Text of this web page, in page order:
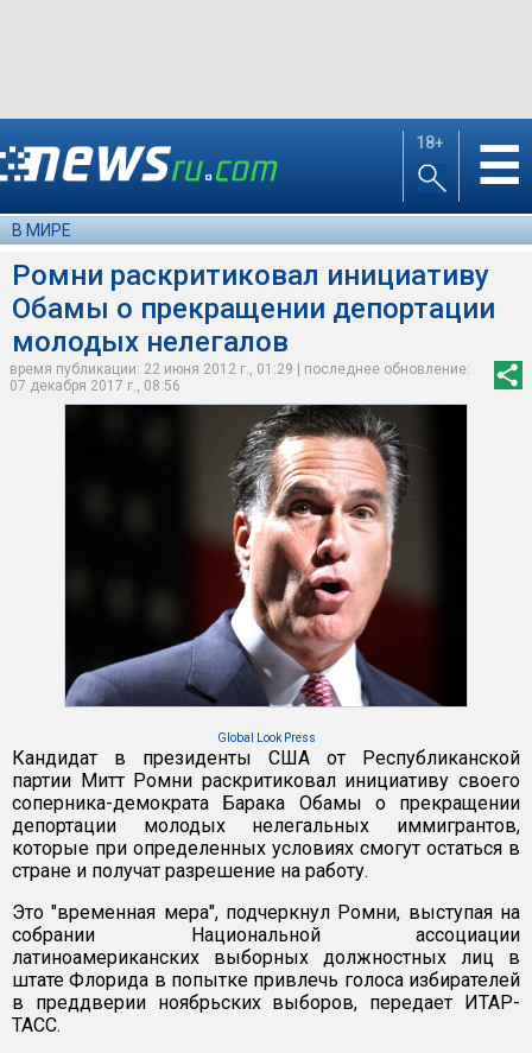
18+ ☰
В МИРЕ
Ромни раскритиковал инициативу
Обамы о прекращении депортации
молодых нелегалов
время публикации: 22 июня 2012 г., 01:29 | последнее обновление:
07 декабря 2017 г., 08:56
Global Look Press
Кандидат в президенты США от Республиканской
партии Митт Ромни раскритиковал инициативу своего
соперника-демократа Барака Обамы о прекращении
депортации молодых нелегальных иммигрантов,
которые при определенных условиях смогут остаться в
стране и получат разрешение на работу.
Это "временная мера", подчеркнул Ромни, выступая на
собрании Национальной ассоциации
латиноамериканских выборных должностных лиц в
штате Флорида в попытке привлечь голоса избирателей
в преддверии ноябрьских выборов, передает ИТАР-
ТАСС.